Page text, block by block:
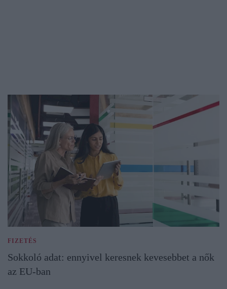
FIZETÉS
Sokkoló adat: ennyivel keresnek kevesebbet a nők
az EU-ban